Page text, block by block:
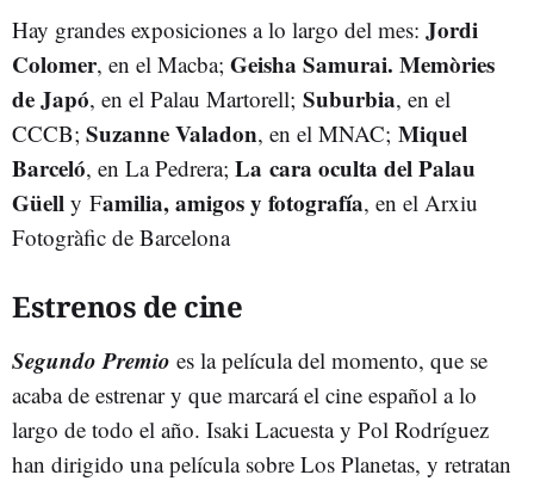
Hay grandes exposiciones a lo largo del mes: Jordi
Colomer, en el Macba; Geisha Samurai. Memòries
de Japó, en el Palau Martorell; Suburbia, en el
CCCB; Suzanne Valadon, en el MNAC; Miquel
Barceló, en La Pedrera; La cara oculta del Palau
Güell y Familia, amigos y fotografía, en el Arxiu
Fotogràfic de Barcelona
Estrenos de cine
Segundo Premio es la película del momento, que se
acaba de estrenar y que marcará el cine español a lo
largo de todo el año. Isaki Lacuesta y Pol Rodríguez
han dirigido una película sobre Los Planetas, y retratan